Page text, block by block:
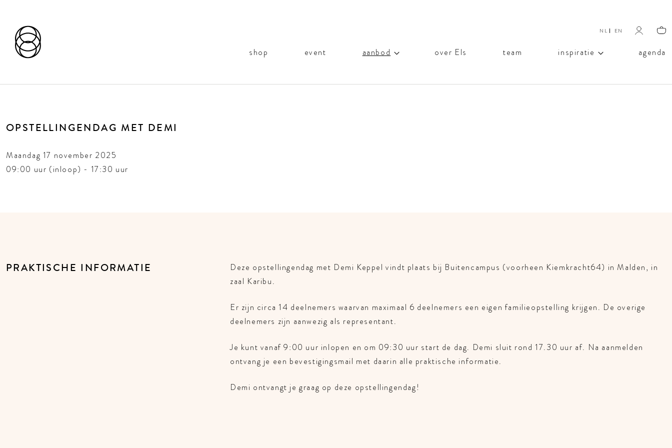
Selecteer de taal
NL EN
shop event aanbod over Els team inspiratie agenda
OPSTELLINGENDAG MET DEMI
Maandag 17 november 2025
09:00 uur (inloop) - 17:30 uur
PRAKTISCHE INFORMATIE
Deze opstellingendag met Demi Keppel vindt plaats bij Buitencampus (voorheen Kiemkracht64) in Malden, in
zaal Karibu.
Er zijn circa 14 deelnemers waarvan maximaal 6 deelnemers een eigen familieopstelling krijgen. De overige
deelnemers zijn aanwezig als representant.
Je kunt vanaf 9:00 uur inlopen en om 09:30 uur start de dag. Demi sluit rond 17.30 uur af. Na aanmelden
ontvang je een bevestigingsmail met daarin alle praktische informatie.
Demi ontvangt je graag op deze opstellingendag!